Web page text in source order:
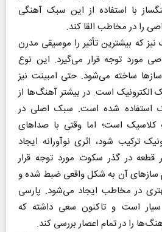
با استفاده از این سبک آهنگی
را در مخاطب القا کند.
که بیشترین تأثیر را موسیقی مدرن
مورد توجه قرار می‌گیرد.‌ این نوع
ساخته می‌شود. حتی امبینت نیز
است. در بیشتر آهنگ‌ها از
استفاده شده است. سبک اصلی در
است؛ اما وقتی با صداهای
ترکیب شود، اثری نوآورانه ایجاد
قطعه در گذر سکوت مورد توجه قرار
سازهای آن به شکل واقعی ضبط شده و
در مخاطب ایجاد می‌شود. پارسی
است و تاکنون سعی داشته که
را در تمام اعصار بررسی کند.